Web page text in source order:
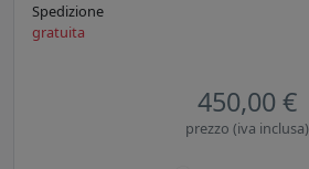
Spedizione
gratuita
450,00 €
prezzo (iva inclusa)